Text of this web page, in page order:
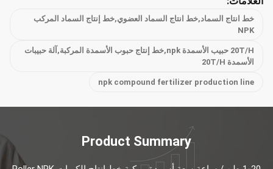
خط انتاج السماد,خط انتاج السماد العضوي,خط إنتاج السماد المركب
NPK
20T/H حبيب الأسمدة npk,خط إنتاج حبوب الأسمدة المركبة,آلة حبيبات
الأسمدة 20T/H
npk compound fertilizer production line
Product Summary